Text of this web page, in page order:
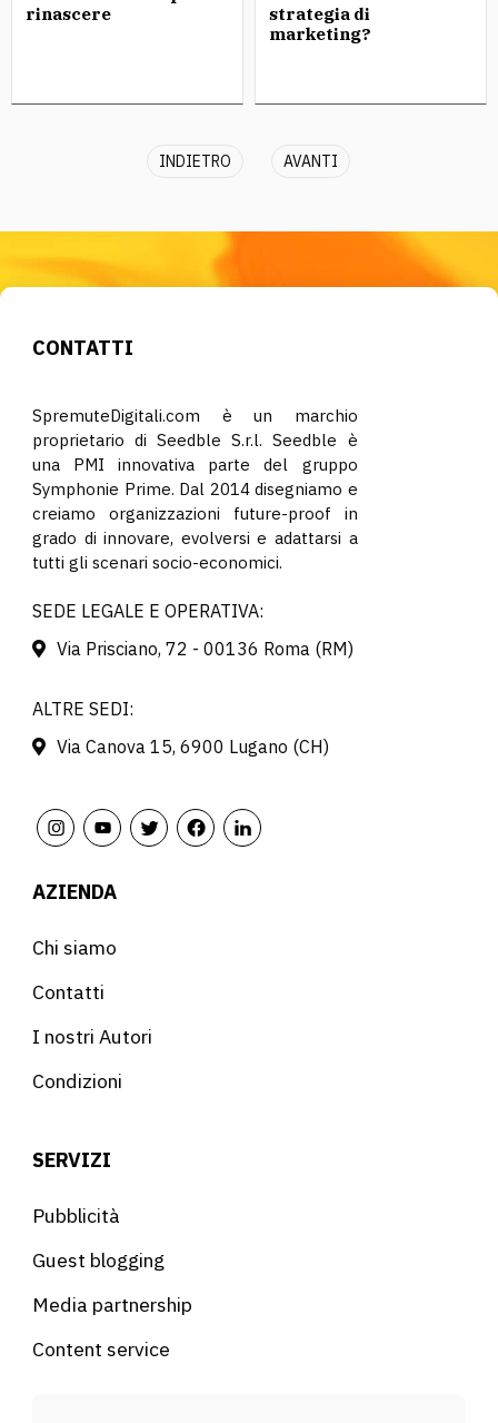
rinascere
strategia di
marketing?
INDIETRO AVANTI
CONTATTI
SpremuteDigitali.com è un marchio
proprietario di Seedble S.r.l. Seedble è
una PMI innovativa parte del gruppo
Symphonie Prime. Dal 2014 disegniamo e
creiamo organizzazioni future-proof in
grado di innovare, evolversi e adattarsi a
tutti gli scenari socio-economici.
SEDE LEGALE E OPERATIVA:
Via Prisciano, 72 - 00136 Roma (RM)
ALTRE SEDI:
Via Canova 15, 6900 Lugano (CH)
AZIENDA
Chi siamo
Contatti
I nostri Autori
Condizioni
SERVIZI
Pubblicità
Guest blogging
Media partnership
Content service